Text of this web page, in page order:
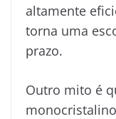
altamente
torna uma
prazo.
Outro mito é